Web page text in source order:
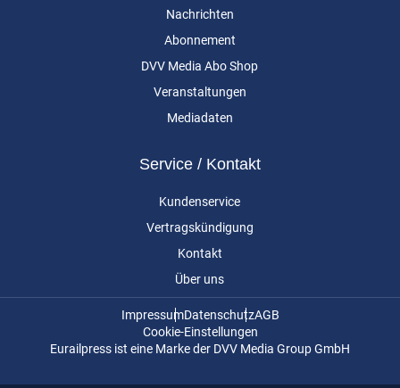
Nachrichten
Abonnement
DVV Media Abo Shop
Veranstaltungen
Mediadaten
Service / Kontakt
Kundenservice
Vertragskündigung
Kontakt
Über uns
ImpressumDatenschutzAGB
Cookie-Einstellungen
Eurailpress ist eine Marke der DVV Media Group GmbH